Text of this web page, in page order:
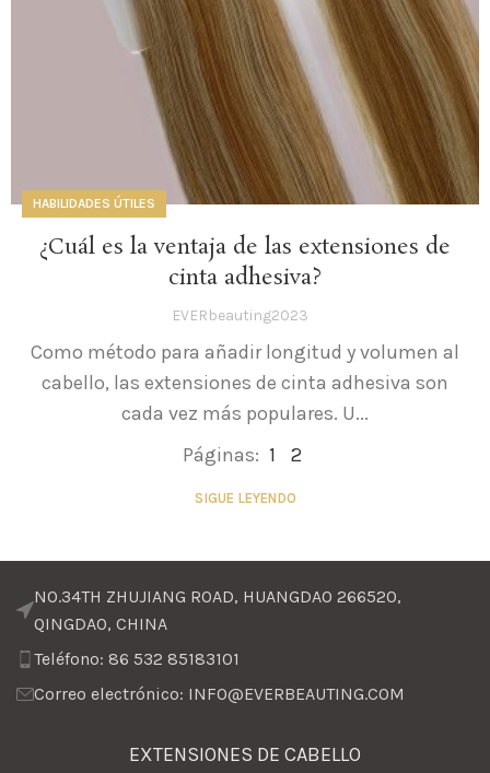
HABILIDADES ÚTILES
¿Cuál es la ventaja de las extensiones de
cinta adhesiva?
EVERbeauting2023
Como método para añadir longitud y volumen al
cabello, las extensiones de cinta adhesiva son
cada vez más populares. U...
Páginas: 1 2
SIGUE LEYENDO
NO.34TH ZHUJIANG ROAD, HUANGDAO 266520,
QINGDAO, CHINA
Teléfono: 86 532 85183101
Correo electrónico: INFO@EVERBEAUTING.COM
EXTENSIONES DE CABELLO